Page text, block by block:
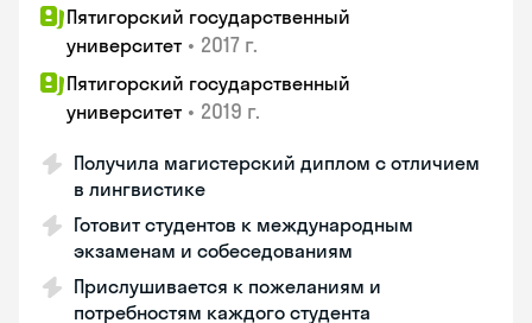
Пятигорский государственный
университет • 2017 г.
Пятигорский государственный
университет • 2019 г.
Получила магистерский диплом с отличием
в лингвистике
Готовит студентов к международным
экзаменам и собеседованиям
Прислушивается к пожеланиям и
потребностям каждого студента